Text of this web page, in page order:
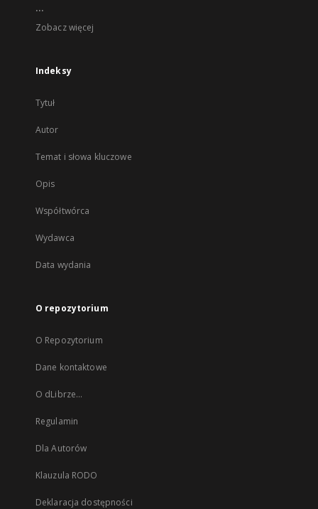
...
Zobacz więcej
Indeksy
Tytuł
Autor
Temat i słowa kluczowe
Opis
Współtwórca
Wydawca
Data wydania
O repozytorium
O Repozytorium
Dane kontaktowe
O dLibrze...
Regulamin
Dla Autorów
Klauzula RODO
Deklaracja dostępności